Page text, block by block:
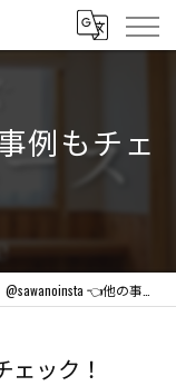
例もチェ
@sawanoinsta 👈他の事例もチェック！
ェック！